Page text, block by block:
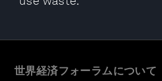
世界経済フォーラムについて